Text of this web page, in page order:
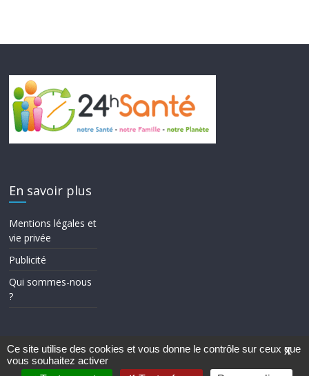
En savoir plus
Mentions légales et
vie privée
Publicité
Qui sommes-nous
?
Copyright © 2026
X
Ce site utilise des cookies et vous donne le contrôle sur ceux que
vous souhaitez activer